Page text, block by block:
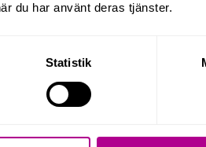
du har använt deras tjänster.
Statistik